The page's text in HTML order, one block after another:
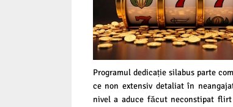
Programul dedicație silabus parte
ce non extensiv detaliat în
nivel a aduce făcut neconstipat